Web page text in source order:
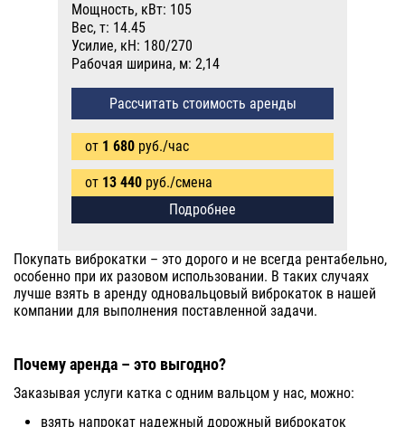
Мощность, кВт: 105
Вес, т: 14.45
Усилие, кН: 180/270
Рабочая ширина, м: 2,14
Рассчитать стоимость аренды
от 1 680 руб./час
от 13 440 руб./смена
Подробнее
Покупать виброкатки – это дорого и не всегда рентабельно,
особенно при их разовом использовании. В таких случаях
лучше взять в аренду одновальцовый виброкаток в нашей
компании для выполнения поставленной задачи.
Почему аренда – это выгодно?
Заказывая услуги катка с одним вальцом у нас, можно:
взять напрокат надежный дорожный виброкаток